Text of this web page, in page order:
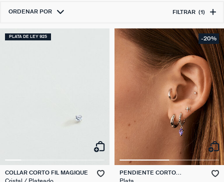
ORDENAR POR FILTRAR (1)
PLATA DE LEY 925
COLLAR CORTO FIL MAGIQUE
-20%
PENDIENTE CORTO
INDIVIDUAL ESTRELLA DE